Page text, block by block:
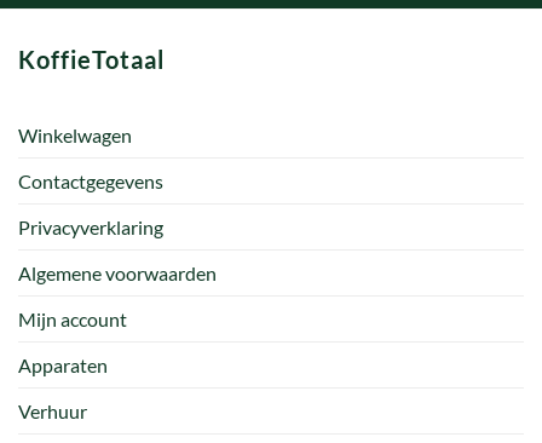
KoffieTotaal
Winkelwagen
Contactgegevens
Privacyverklaring
Algemene voorwaarden
Mijn account
Apparaten
Verhuur